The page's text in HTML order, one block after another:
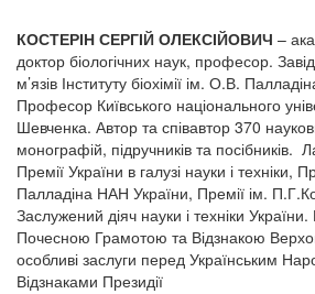
КОСТЕРІН СЕРГІЙ ОЛЕКСІЙОВИЧ –
доктор біологічних наук, професор.
м’язів Інституту біохімії ім. О.В.
Професор Київського національного
Шевченка. Автор та співавтор 370
монографій, підручників та посібників.
Премії України в галузі науки і техніки,
Палладіна НАН України, Премії ім.
Заслужений діяч науки і техніки
Почесною Грамотою та Відзнакою
особливі заслуги перед Українським
Відзнаками Президії